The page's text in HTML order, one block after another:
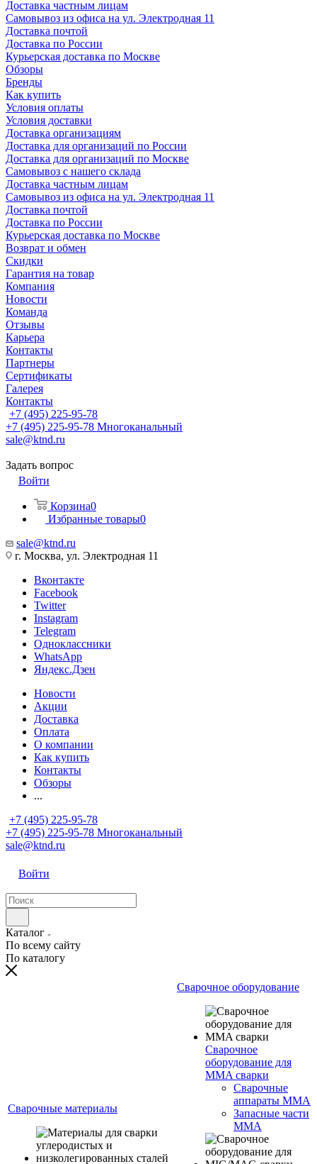
Доставка частным лицам
Самовывоз из офиса на ул. Электродная 11
Доставка почтой
Доставка по России
Курьерская доставка по Москве
Обзоры
Бренды
Как купить
Условия оплаты
Условия доставки
Доставка организациям
Доставка для организаций по России
Доставка для организаций по Москве
Самовывоз с нашего склада
Доставка частным лицам
Самовывоз из офиса на ул. Электродная 11
Доставка почтой
Доставка по России
Курьерская доставка по Москве
Возврат и обмен
Скидки
Гарантия на товар
Компания
Новости
Команда
Отзывы
Карьера
Контакты
Партнеры
Сертификаты
Галерея
Контакты
+7 (495) 225-95-78
+7 (495) 225-95-78 Многоканальный
sale@ktnd.ru
Задать вопрос
Войти
Корзина0
Избранные товары0
sale@ktnd.ru
г. Москва, ул. Электродная 11
Вконтакте
Facebook
Twitter
Instagram
Telegram
Одноклассники
WhatsApp
Яндекс.Дзен
Новости
Акции
Доставка
Оплата
О компании
Как купить
Контакты
Обзоры
...
+7 (495) 225-95-78
+7 (495) 225-95-78 Многоканальный
sale@ktnd.ru
Войти
Каталог
По всему сайту
По каталогу
Сварочные материалы
Сварочное оборудование
Сварочное
оборудование для
MMA сварки
Сварочные
аппараты MMA
Запасные части
MMA